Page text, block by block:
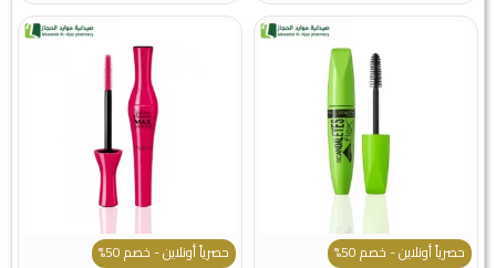
حصرياً أونلاين - خصم 50%
حصرياً أونلاين - خصم 50%